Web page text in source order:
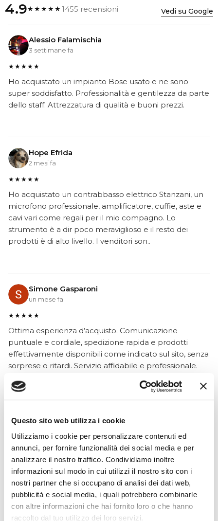
Questo sito web utilizza i cookie
Utilizziamo i cookie per personalizzare contenuti ed
annunci, per fornire funzionalità dei social media e per
analizzare il nostro traffico. Condividiamo inoltre
informazioni sul modo in cui utilizzi il nostro sito con i
nostri partner che si occupano di analisi dei dati web,
pubblicità e social media, i quali potrebbero combinarle
con altre informazioni che hai fornito loro o che hanno
raccolto dal tuo utilizzo dei loro servizi.
4.9★★★★★1455 recensioni Vedi su Google
Alessio Falamischia
3 settimane fa
★★★★★
Ho acquistato un impianto Bose usato e ne sono
super soddisfatto. Professionalità e gentilezza da parte
dello staff. Attrezzatura di qualità e buoni prezzi.
Hope Efrida
2 mesi fa
★★★★★
Ho acquistato un contrabbasso elettrico Stanzani, un
microfono professionale, amplificatore, cuffie, aste e
cavi vari come regali per il mio compagno. Lo
strumento è a dir poco meraviglioso e il resto dei
prodotti è di alto livello. I venditori son..
Simone Gasparoni
un mese fa
★★★★★
Ottima esperienza d’acquisto. Comunicazione
puntuale e cordiale, spedizione rapida e prodotti
effettivamente disponibili come indicato sul sito, senza
sorprese o ritardi. Servizio affidabile e professionale.
Ciro Pio Donnarumma
4 mesi fa
★★★★★
Ho acquistato un Selmer Super Action 80 serie I da
Biasin e sono rimasto davvero super soddisfatto. Il sax
è arrivato in condizioni impeccabili, perfettamente
imballato e conforme alla descrizione. Il negozio si è
dimostrato serio e professionale,..